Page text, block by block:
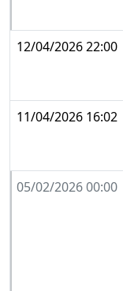
12/04/2026 22:00
11/04/2026 16:02
05/02/2026 00:00